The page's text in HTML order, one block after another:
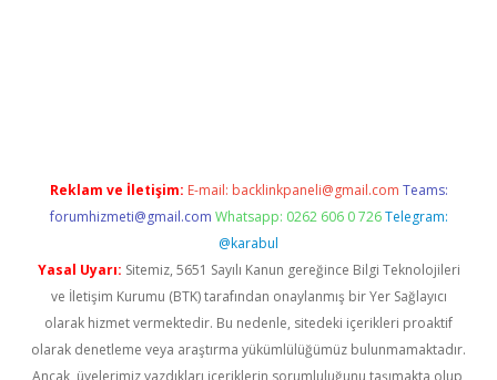
Reklam ve İletişim: E-mail: backlinkpaneli@gmail.com Teams:
forumhizmeti@gmail.com Whatsapp: 0262 606 0 726 Telegram:
@karabul
Yasal Uyarı: Sitemiz, 5651 Sayılı Kanun gereğince Bilgi Teknolojileri
ve İletişim Kurumu (BTK) tarafından onaylanmış bir Yer Sağlayıcı
olarak hizmet vermektedir. Bu nedenle, sitedeki içerikleri proaktif
olarak denetleme veya araştırma yükümlülüğümüz bulunmamaktadır.
Ancak, üyelerimiz yazdıkları içeriklerin sorumluluğunu taşımakta olup,